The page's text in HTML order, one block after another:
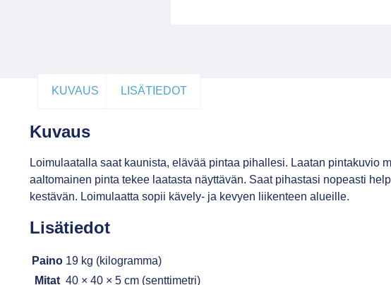
KUVAUS LISÄTIEDOT
Kuvaus
Loimulaatalla saat kaunista, elävää pintaa pihallesi. Laatan pintakuvio
aaltomainen pinta tekee laatasta näyttävän. Saat pihastasi nopeasti
kestävän. Loimulaatta sopii kävely- ja kevyen liikenteen alueille.
Lisätiedot
Paino 19 kg (kilogramma)
Mitat 40 × 40 × 5 cm (senttimetri)